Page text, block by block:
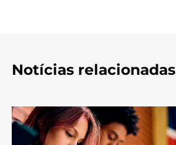
Notícias relacionadas